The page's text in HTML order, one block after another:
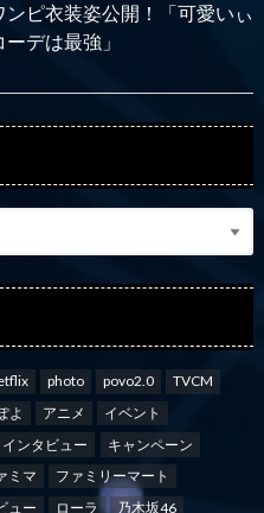
ピ衣装姿公開！「可愛いぃ
デは最強」
photo povo2.0
TVCM
よ アニメ
イベント
インタビュー
キャンペーン
ミマ
ファミリーマート
ュー ローラ 乃木坂46